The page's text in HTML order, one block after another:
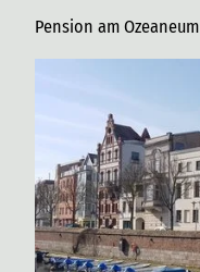
Pension am Ozeaneum